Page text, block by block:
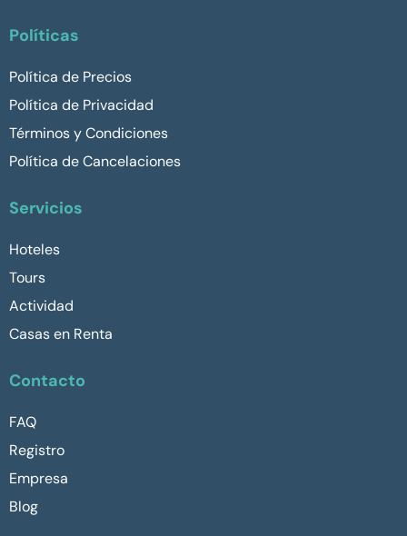
Políticas
Política de Precios
Política de Privacidad
Términos y Condiciones
Política de Cancelaciones
Servicios
Hoteles
Tours
Actividad
Casas en Renta
Contacto
FAQ
Registro
Empresa
Blog